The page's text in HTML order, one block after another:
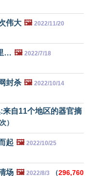
伟大 🖼️ 2022/11/20
… 🖼️ 2022/7/18
封杀 🖼️ 2022/10/14
自11个地区的器官摘
次）
起 🖼️ 2022/10/25
场 🖼️ 2022/8/3 （296,760